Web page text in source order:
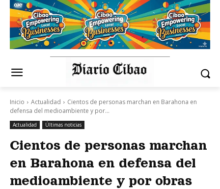
Inicio Actualidad
Cientos de personas marchan en Barahona en
defensa del medioambiente y por...
Actualidad Últimas noticias
Cientos de personas marchan
en Barahona en defensa del
medioambiente y por obras